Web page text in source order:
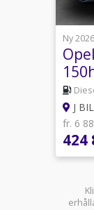
Ny 2026
J
fr. 6
424